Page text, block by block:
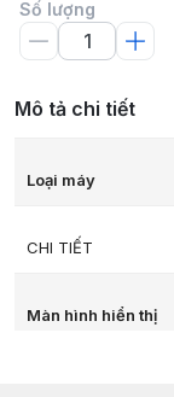
Số lượng
Mô tả chi tiết
Loại máy
CHI TIẾT
Màn hình hiển thị